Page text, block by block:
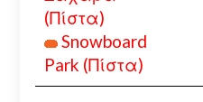
(Πίστα)
Snowboard
Park (Πίστα)